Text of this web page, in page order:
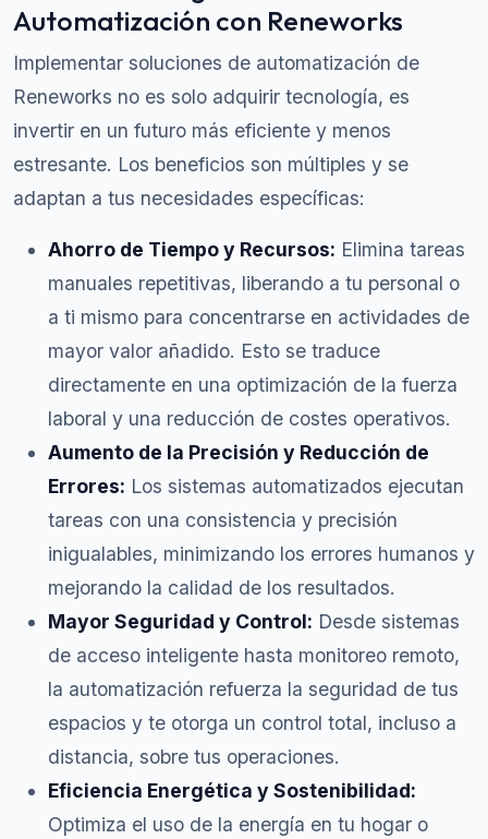
Automatización con Reneworks
Implementar soluciones de automatización de
Reneworks no es solo adquirir tecnología, es
invertir en un futuro más eficiente y menos
estresante. Los beneficios son múltiples y se
adaptan a tus necesidades específicas:
Ahorro de Tiempo y Recursos: Elimina tareas
manuales repetitivas, liberando a tu personal o
a ti mismo para concentrarse en actividades de
mayor valor añadido. Esto se traduce
directamente en una optimización de la fuerza
laboral y una reducción de costes operativos.
Aumento de la Precisión y Reducción de
Errores: Los sistemas automatizados ejecutan
tareas con una consistencia y precisión
inigualables, minimizando los errores humanos y
mejorando la calidad de los resultados.
Mayor Seguridad y Control: Desde sistemas
de acceso inteligente hasta monitoreo remoto,
la automatización refuerza la seguridad de tus
espacios y te otorga un control total, incluso a
distancia, sobre tus operaciones.
Eficiencia Energética y Sostenibilidad:
Optimiza el uso de la energía en tu hogar o